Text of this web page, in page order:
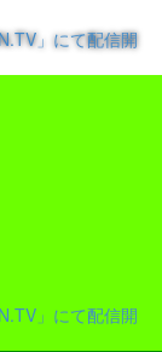
」にて配信開
」にて配信開